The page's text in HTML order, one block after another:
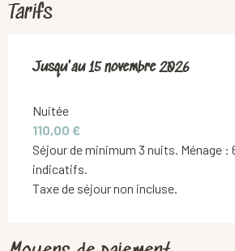
Tarifs
Du30 avril 2026au15 novembre
Jusqu'au15 novembre 2026
Nuitée
110,00 €
Séjour de minimum 3 nuits. Ménage :
indicatifs.
Taxe de séjour non incluse.